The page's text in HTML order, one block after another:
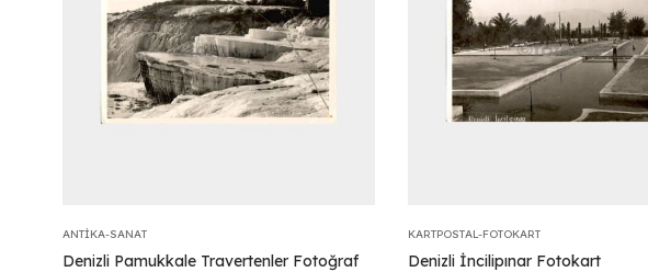
ANTIKA-SANAT
Denizli Pamukkale Travertenler Fotoğraf
KARTPOSTAL-FOTOKART
Denizli İncilipınar Fotokart